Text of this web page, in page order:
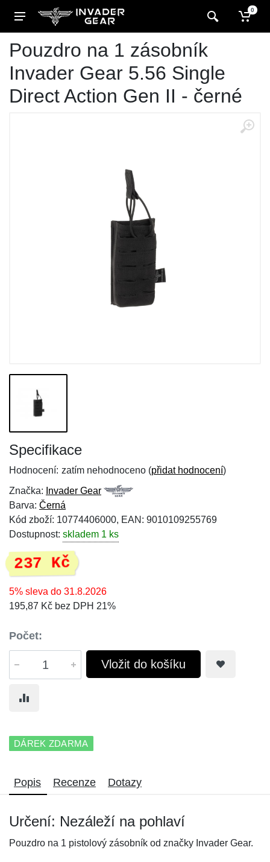
0
Pouzdro na 1 zásobník
Invader Gear 5.56 Single
Direct Action Gen II - černé
Specifikace
Hodnocení: zatím nehodnoceno (přidat hodnocení)
Značka: Invader Gear
Barva: Černá
Kód zboží: 10774406000, EAN: 9010109255769
Dostupnost: skladem 1 ks
237 Kč
5% sleva do 31.8.2026
195,87 Kč bez DPH 21%
Počet:
Vložit do košíku
DÁREK ZDARMA
Popis Recenze Dotazy
Určení: Nezáleží na pohlaví
Pouzdro na 1 pistolový zásobník od značky Invader Gear.